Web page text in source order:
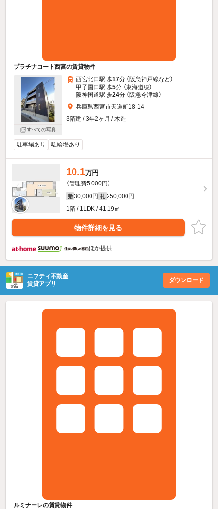
プラチナコート西宮の賃貸物件
すべての写真
西宮北口駅 歩17分 （阪急神戸線など）
甲子園口駅 歩5分 （東海道線）
阪神国道駅 歩24分 （阪急今津線）
兵庫県西宮市天道町18-14
3階建 / 3年2ヶ月 / 木造
駐車場あり 駐輪場あり
10.1万円
（管理費5,000円）
敷 30,000円 礼 250,000円
1階 / 1LDK / 41.19㎡
物件詳細を見る
ほか提供
ニフティ不動産
賃貸アプリ
ダウンロード
ルミナーレの賃貸物件